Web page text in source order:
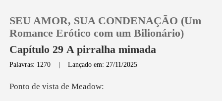
SEU AMOR, SUA CONDENAÇÃO (Um
Romance Erótico com um Bilionário)
Capítulo 29 A pirralha mimada
Palavras: 1270 |Lançado em: 27/11/2025
vista d